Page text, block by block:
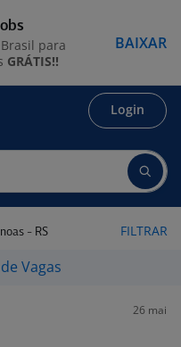
Login
- RS FILTRAR
Vagas
26 mai
para
GRÁTIS!!
BAIXAR